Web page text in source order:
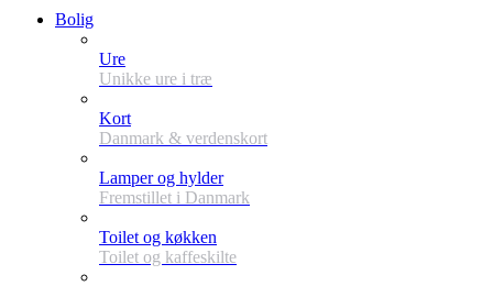
Bolig
Ure
Unikke ure i træ
Kort
Danmark & verdenskort
Lamper og hylder
Fremstillet i Danmark
Toilet og køkken
Toilet og kaffeskilte